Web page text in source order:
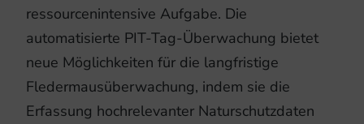
ressourcenintensive Aufgabe. Die
automatisierte PIT-Tag-Überwachung bietet
neue Möglichkeiten für die langfristige
Fledermausüberwachung, indem sie die
Erfassung hochrelevanter Naturschutzdaten